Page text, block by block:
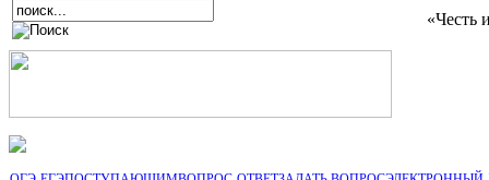
«Честь